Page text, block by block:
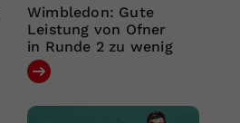
Wimbledon: Gute
Leistung von Ofner
in Runde 2 zu wenig